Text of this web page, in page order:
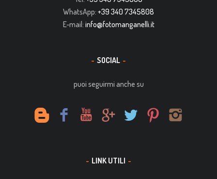
WhatsApp: +39 340 7345808
E-mail: info@fotomanganelli.it
SOCIAL
puoi seguirmi anche su
LINK UTILI